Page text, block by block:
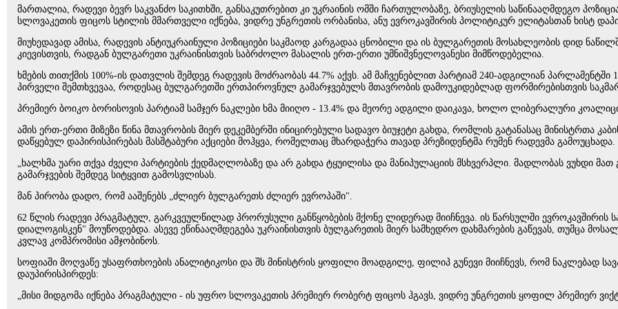
მართალია, რადევი ბევრ საკვანძო საკითხში, განსაკუთრებით კი უკრაინის ომში ჩართულობაზე, ბრიუსელის საწინააღმდეგო
სლოვაკეთის ფიცოს სტილის მმართველი იქნება, ვიდრე უნგრეთის ორბანისა, ანუ ევროკავშირის პოლიტიკურ ელიტასთან ხისტ
მიუხედავად ამისა, რადევის ანტიუკრაინული პოზიციები საკმაოდ კარგადაა ცნობილი და ის ბულგარეთის მოსახლეობის დიდ
კიევისთვის, რადგან ბულგარეთი უკრაინისთვის საბრძოლო მასალის ერთ-ერთი უმნიშვნელოვანესი მიმწოდებელია.
ხმების თითქმის 100%-ის დათვლის შემდეგ რადევის მოძრაობას 44.7% აქვს. ამ მაჩვენებლით პარტიამ 240-ადგილიან
პირველი შემთხვევაა, როდესაც ბულგარეთში ერთპიროვნულ გამარჯვებულს მთავრობის დამოუკიდებლად ფორმირებისთვის
პრემიერ ბოიკო ბორისოვის პარტიამ სამჯერ ნაკლები ხმა მიიღო - 13.4% და მეორე ადგილი დაიკავა, ხოლო ლიბერალური
ამის ერთ-ერთი მიზეზი წინა მთავრობის მიერ დეკემბერში ინიცირებული სადავო ბიუჯეტი გახდა, რომლის გატანასაც მინისტრთა
დაწყებულ დაპირისპირებას მასშტაბური აქციები მოჰყვა, რომელთაც მხარდაჭერა თავად პრეზიდენტმა რუმენ რადევმა გამოუცხადა.
„ხალხმა უარი თქვა ძველი პარტიების ქედმაღლობაზე და არ გახდა ტყუილისა და მანიპულაციის მსხვერპლი. მადლობას ვუხდი
გამარჯვების შემდეგ სიტყვით გამოსვლისას.
მან პირობა დადო, რომ ააშენებს „ძლიერ ბულგარეთს ძლიერ ევროპაში".
62 წლის რადევი პრაგმატულ, გარკვეულწილად პრორუსული განწყობების მქონე ლიდერად მიიჩნევა. ის წარსულში ევროკავშირის
დიალოგისკენ" მოუწოდებდა. ასევე ეწინააღმდეგება უკრაინისთვის ბულგარეთის მიერ სამხედრო დახმარების გაწევას, თუმცა
კვლავ კომპრომისი ამჯობინოს.
სოფიაში მოღვაწე უსაფრთხოების ანალიტიკოსი და შს მინისტრის ყოფილი მოადგილე, ფილიპ გუნევი მიიჩნევს, რომ ნაკლებად
დაუპირისპირდეს:
„მისი მიდგომა იქნება პრაგმატული - ის უფრო სლოვაკეთის პრემიერ რობერტ ფიცოს ჰგავს, ვიდრე უნგრეთის ყოფილ პრემიერ